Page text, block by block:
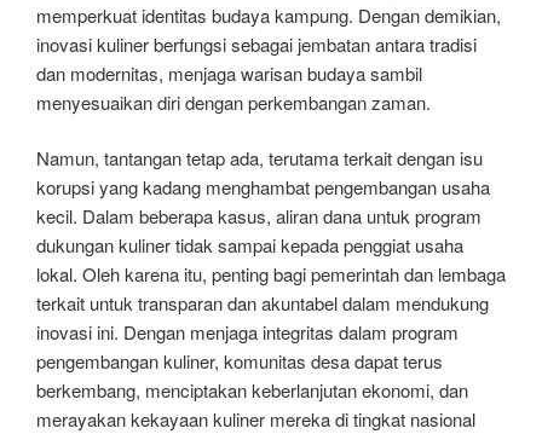
memperkuat identitas budaya kampung. Dengan demikian,
inovasi kuliner berfungsi sebagai jembatan antara tradisi
dan modernitas, menjaga warisan budaya sambil
menyesuaikan diri dengan perkembangan zaman.
Namun, tantangan tetap ada, terutama terkait dengan isu
korupsi yang kadang menghambat pengembangan usaha
kecil. Dalam beberapa kasus, aliran dana untuk program
dukungan kuliner tidak sampai kepada penggiat usaha
lokal. Oleh karena itu, penting bagi pemerintah dan lembaga
terkait untuk transparan dan akuntabel dalam mendukung
inovasi ini. Dengan menjaga integritas dalam program
pengembangan kuliner, komunitas desa dapat terus
berkembang, menciptakan keberlanjutan ekonomi, dan
merayakan kekayaan kuliner mereka di tingkat nasional